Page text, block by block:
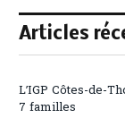
Articles
L’IGP Côtes-de-
7 familles